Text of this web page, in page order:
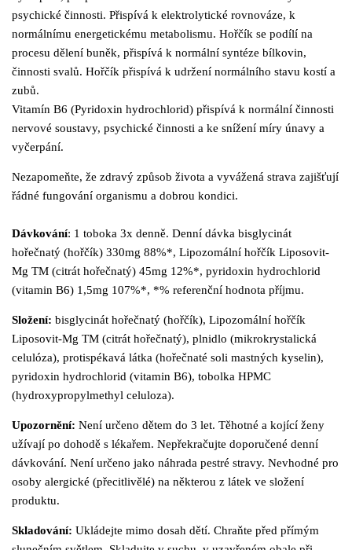
psychické činnosti. Přispívá k elektrolytické rovnováze, k
normálnímu energetickému metabolismu. Hořčík se podílí na
procesu dělení buněk, přispívá k normální syntéze bílkovin,
činnosti svalů. Hořčík přispívá k udržení normálního stavu kostí a
zubů.
Vitamín B6 (Pyridoxin hydrochlorid) přispívá k normální činnosti
nervové soustavy, psychické činnosti a ke snížení míry únavy a
vyčerpání.
Nezapomeňte, že zdravý způsob života a vyvážená strava zajišťují
řádné fungování organismu a dobrou kondici.
Dávkování: 1 toboka 3x denně. Denní dávka bisglycinát
hořečnatý (hořčík) 330mg 88%*, Lipozomální hořčík Liposovit-
Mg TM (citrát hořečnatý) 45mg 12%*, pyridoxin hydrochlorid
(vitamin B6) 1,5mg 107%*, *% referenční hodnota příjmu.
Složení: bisglycinát hořečnatý (hořčík), Lipozomální hořčík
Liposovit-Mg TM (citrát hořečnatý), plnidlo (mikrokrystalická
celulóza), protispékavá látka (hořečnaté soli mastných kyselin),
pyridoxin hydrochlorid (vitamin B6), tobolka HPMC
(hydroxypropylmethyl celuloza).
Upozornění: Není určeno dětem do 3 let. Těhotné a kojící ženy
užívají po dohodě s lékařem. Nepřekračujte doporučené denní
dávkování. Není určeno jako náhrada pestré stravy. Nevhodné pro
osoby alergické (přecitlivělé) na některou z látek ve složení
produktu.
Skladování: Ukládejte mimo dosah dětí. Chraňte před přímým